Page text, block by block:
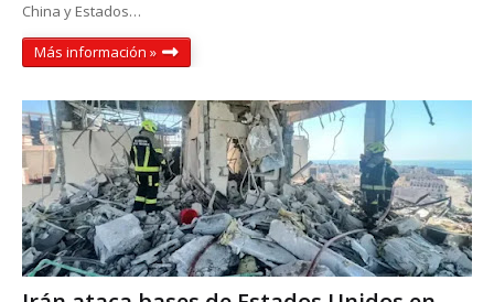
China y Estados…
Más información »